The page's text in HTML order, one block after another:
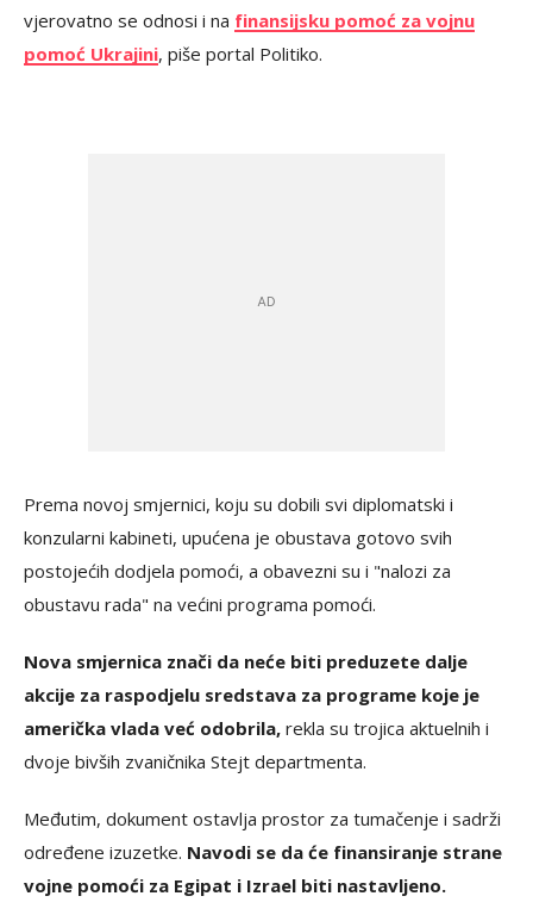
vjerovatno se odnosi i na finansijsku pomoć za vojnu
pomoć Ukrajini, piše portal Politiko.
Prema novoj smjernici, koju su dobili svi diplomatski i
konzularni kabineti, upućena je obustava gotovo svih
postojećih dodjela pomoći, a obavezni su i "nalozi za
obustavu rada" na većini programa pomoći.
Nova smjernica znači da neće biti preduzete dalje
akcije za raspodjelu sredstava za programe koje je
američka vlada već odobrila, rekla su trojica aktuelnih i
dvoje bivših zvaničnika Stejt departmenta.
Međutim, dokument ostavlja prostor za tumačenje i sadrži
određene izuzetke. Navodi se da će finansiranje strane
vojne pomoći za Egipat i Izrael biti nastavljeno.